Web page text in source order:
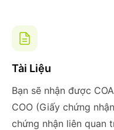
Tài Liệu
Bạn sẽ nhận được
COO (Giấy chứng
chứng nhận liên quan